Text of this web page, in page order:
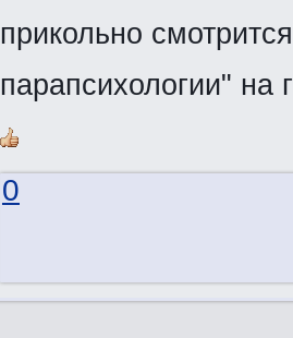
прикольно
парапсихологии" на
0